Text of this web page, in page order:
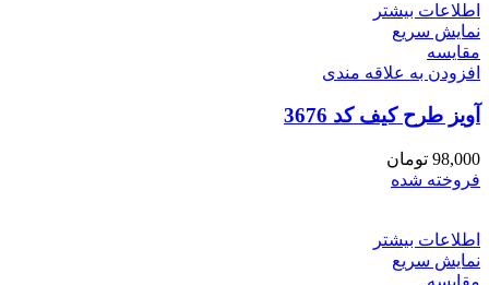
اطلاعات بیشتر
نمایش سریع
مقايسه
افزودن به علاقه مندی
آویز طرح کیف کد 3676
98,000 تومان
فروخته شده
اطلاعات بیشتر
نمایش سریع
مقايسه